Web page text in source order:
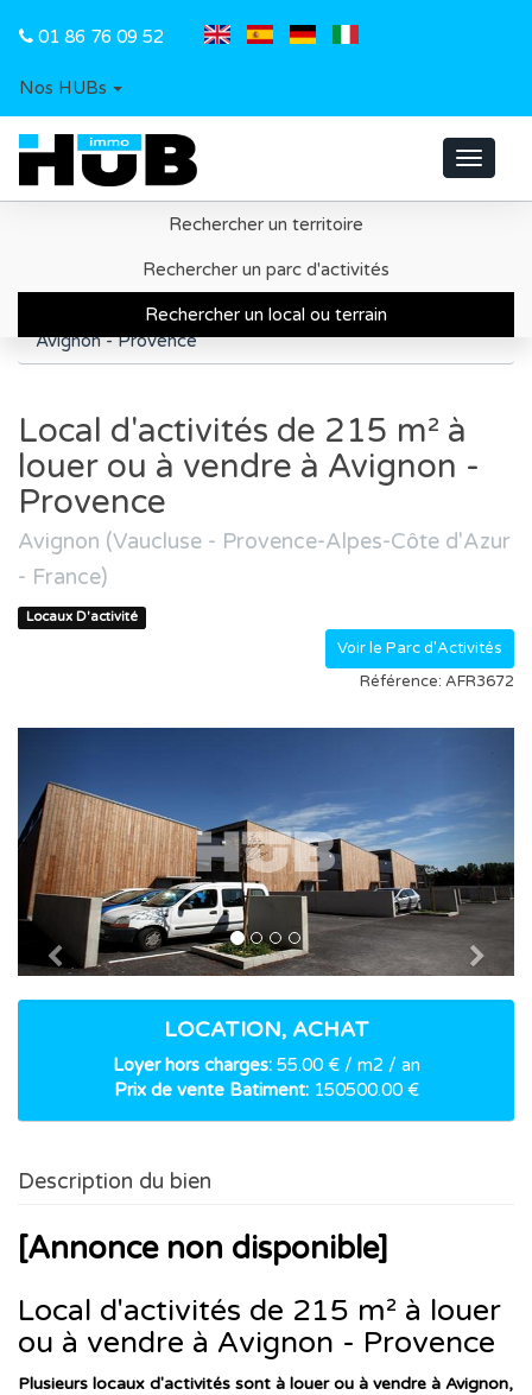
01 86 76 09 52
Nos HUBs
Toggle
Rechercher un territoire
Rechercher un parc d'activités
Rechercher un local ou terrain
Recherche d'un local ou d'un terrain
Département du Vaucluse
Local d'activités de 215 m² à louer ou à vendre à
Avignon - Provence
Local d'activités de 215 m² à
louer ou à vendre à Avignon -
Provence
Avignon (Vaucluse - Provence-Alpes-Côte d'Azur
- France)
Locaux D'activité
Voir le Parc d'Activités
Référence: AFR3672
Previous
LOCATION, ACHAT
Loyer hors charges:55.00 € / m2 / an
Prix de vente Batiment:150500.00 €
Description du bien
[Annonce non disponible]
Local d'activités de 215 m² à louer
ou à vendre à Avignon - Provence
Plusieurs locaux d'activités sont à louer ou à vendre à Avignon,